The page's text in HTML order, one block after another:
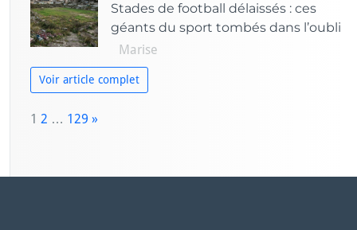
Stades de football délaissés : ces
géants du sport tombés dans l’oubli
Marise
Voir article complet
P
e:
1 2 … 129
x
»